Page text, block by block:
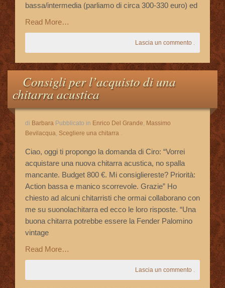
bassa/intermedia (parliamo di circa 300-330 euro) ed
Read More…
Lascia un commento .
Consigli per l’acquisto di una
chitarra acustica
di Barbara Pubblicato in Enrico Del Grande, Massimo
Bevilacqua, Scegliere una chitarra .
Ciao, oggi ti propongo la domanda di Ciro: “Vorrei
acquistare una nuova chitarra acustica, no spalla
mancante. Budget 800 €. Mi consigliereste? Priorità:
Action bassa e manico scorrevole. Grazie” Ho
chiesto ad alcuni chitarristi che ormai collaborano con
me su suonolachitarra ed ecco le loro risposte. “Una
buona chitarra potrebbe essere la Fender Palomino
vintage
Read More…
Lascia un commento .